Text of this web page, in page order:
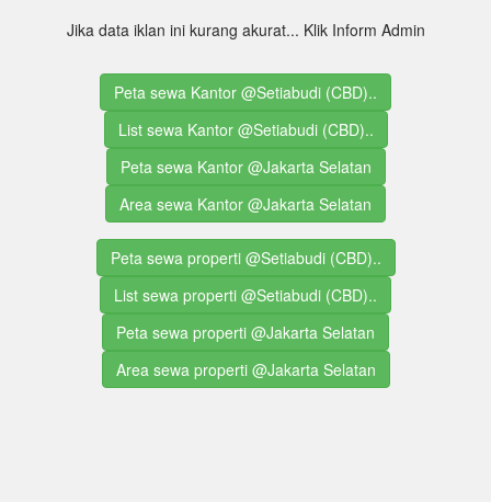
Jika data iklan ini kurang akurat... Klik Inform Admin
Peta sewa Kantor @Setiabudi (CBD)..
List sewa Kantor @Setiabudi (CBD)..
Peta sewa Kantor @Jakarta Selatan
Area sewa Kantor @Jakarta Selatan
Peta sewa properti @Setiabudi (CBD)..
List sewa properti @Setiabudi (CBD)..
Peta sewa properti @Jakarta Selatan
Area sewa properti @Jakarta Selatan